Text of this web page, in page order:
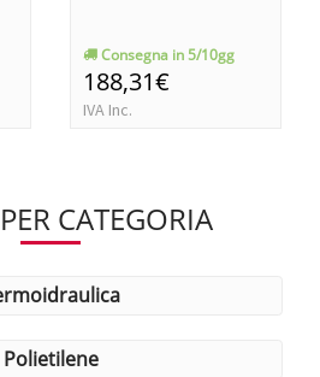
Consegna in 5/10gg
188,31€
IVA Inc.
CATEGORIA
polietilene